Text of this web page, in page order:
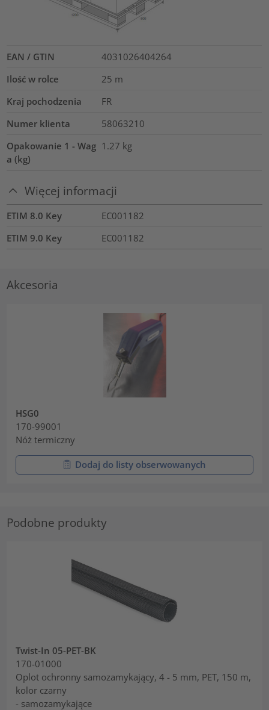
EAN / GTIN
4031026404264
Ilość w rolce
25 m
Kraj pochodzenia
FR
Numer klienta
58063210
Opakowanie 1 - Wag
a (kg)
1.27 kg
Więcej informacji
ETIM 8.0 Key
EC001182
ETIM 9.0 Key
EC001182
Akcesoria
HSG0
170-99001
Nóż termiczny
Dodaj do listy obserwowanych
Podobne produkty
Twist-In 05-PET-BK
170-01000
Oplot ochronny samozamykający, 4 - 5 mm, PET, 150 m,
kolor czarny
- samozamykające